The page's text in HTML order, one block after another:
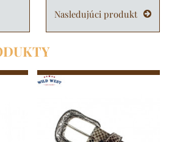
Nasledujúci produkt